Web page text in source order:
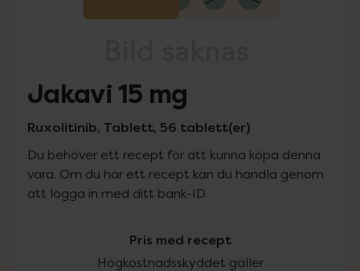
Jakavi 15 mg
Ruxolitinib, Tablett, 56 tablett(er)
Du behöver ett recept för att kunna köpa denna
vara. Om du har ett recept kan du handla genom
att logga in med ditt bank-ID.
Pris med recept
Högkostnadsskyddet gäller